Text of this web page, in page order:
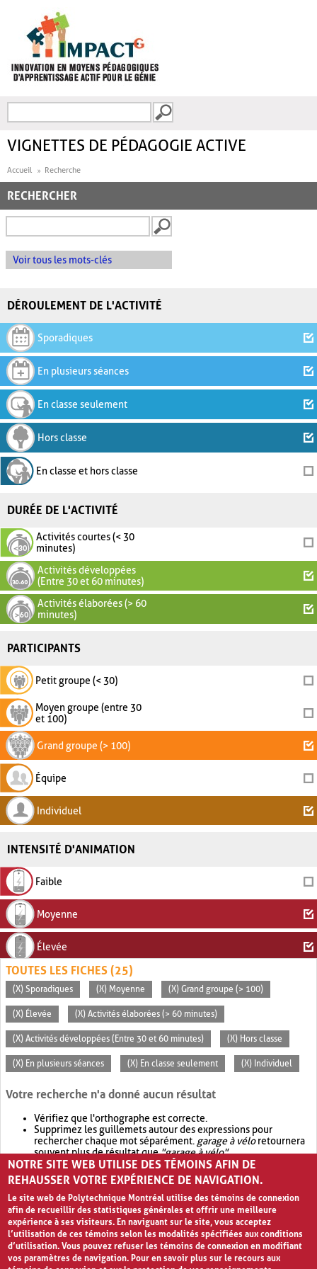
FORMULAIRE DE
VIGNETTES DE PÉDAGOGIE ACTIVE
Accueil Recherche
RECHERCHER
Voir tous les mots-clés
DÉROULEMENT DE L'ACTIVITÉ
Sporadiques
En plusieurs séances
En classe seulement
Hors classe
En classe et hors classe
DURÉE DE L'ACTIVITÉ
Activités courtes (< 30
minutes)
Activités développées
(Entre 30 et 60 minutes)
Activités élaborées (> 60
minutes)
PARTICIPANTS
Petit groupe (< 30)
Moyen groupe (entre 30
et 100)
Grand groupe (> 100)
Équipe
Individuel
INTENSITÉ D'ANIMATION
Faible
Moyenne
Élevée
TOUTES LES FICHES (25)
(X) Sporadiques (X) Moyenne (X) Grand groupe (> 100)
(X) Élevée (X) Activités élaborées (> 60 minutes)
(X) Activités développées (Entre 30 et 60 minutes) (X) Hors classe
(X) En plusieurs séances (X) En classe seulement (X) Individuel
Votre recherche n'a donné aucun résultat
Vérifiez que l'orthographe est correcte.
Supprimez les guillemets autour des expressions pour
rechercher chaque mot séparément. garage à véloretournera
souvent plus de résultat que"garage à vélo".
Envisagez d'élargir votre recherche avec OR.garage OR vélo
retournera souvent plus de résultat quegarage à vélo
NOTRE SITE WEB UTILISE DES TÉMOINS AFIN DE
REHAUSSER VOTRE EXPÉRIENCE DE NAVIGATION.
Le site web de Polytechnique Montréal utilise des témoins de connexion
afin de recueillir des statistiques générales et offrir une meilleure
expérience à ses visiteurs. En naviguant sur le site, vous acceptez
l’utilisation de ces témoins selon les modalités spécifiées aux conditions
d’utilisation. Vous pouvez refuser les témoins de connexion en modifiant
vos paramètres de navigation. Pour en savoir plus sur le recours aux